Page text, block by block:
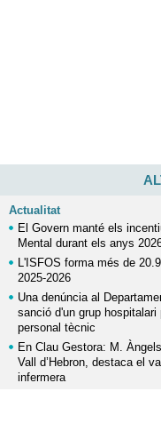
Actualitat
El Govern manté els
Mental durant els anys
L'ISFOS forma més de
2025-2026
Una denúncia al
sanció d'un grup
personal tècnic
En Clau Gestora: M.
Vall d’Hebron, destaca el
infermera